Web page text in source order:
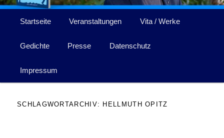
Startseite Veranstaltungen Vita / Werke
Gedichte Presse Datenschutz
Impressum
SCHLAGWORTARCHIV: HELLMUTH OPITZ